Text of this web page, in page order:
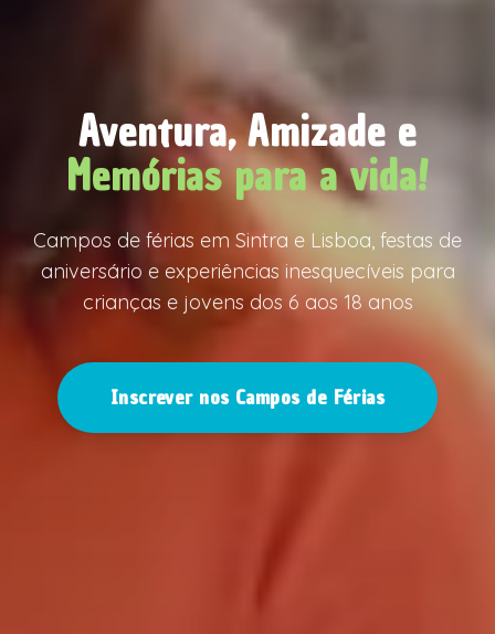
Aventura, Amizade e
Memórias para a vida!
Campos de férias em Sintra e Lisboa, festas de
aniversário e experiências inesquecíveis para
crianças e jovens dos 6 aos 18 anos
Inscrever nos Campos de Férias